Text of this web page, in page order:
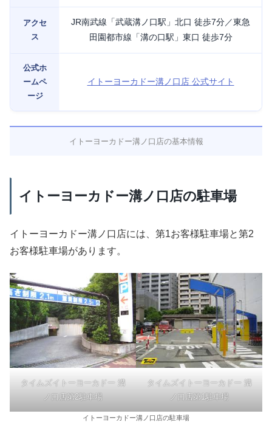
アクセ
ス
JR南武線「武蔵溝ノ口駅」北口 徒歩7分／東急
田園都市線「溝の口駅」東口 徒歩7分
公式ホ
ームペ
ージ
イトーヨーカドー溝ノ口店 公式サイト
イトーヨーカドー溝ノ口店の基本情報
イトーヨーカドー溝ノ口店の駐車場
イトーヨーカドー溝ノ口店には、第1お客様駐車場と第2
お客様駐車場があります。
タイムズイトーヨーカドー 溝
ノ口店第2駐車場
タイムズイトーヨーカドー 溝
ノ口店第1駐車場
イトーヨーカドー溝ノ口店の駐車場